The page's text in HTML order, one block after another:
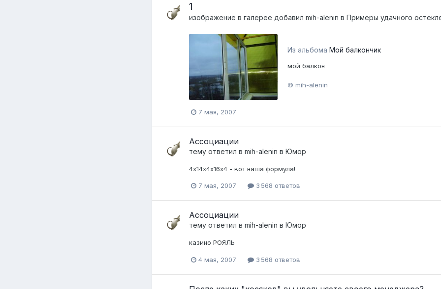
1
изображение в галерее добавил mih-alenin в Примеры удачного
Из альбома Мой балкончик
мой балкон
© mih-alenin
7 мая, 2007
Ассоциации
тему ответил в mih-alenin в Юмор
4х14х4х16х4 - вот наша формула!
7 мая, 2007 3 568 ответов
Ассоциации
тему ответил в mih-alenin в Юмор
казино РОЯЛЬ
4 мая, 2007 3 568 ответов